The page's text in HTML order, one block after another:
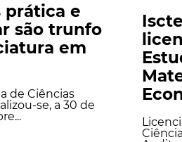
prática e
são trunfo
em
de Ciências
se, a 30 de